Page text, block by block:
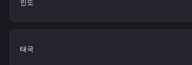
인도
태국